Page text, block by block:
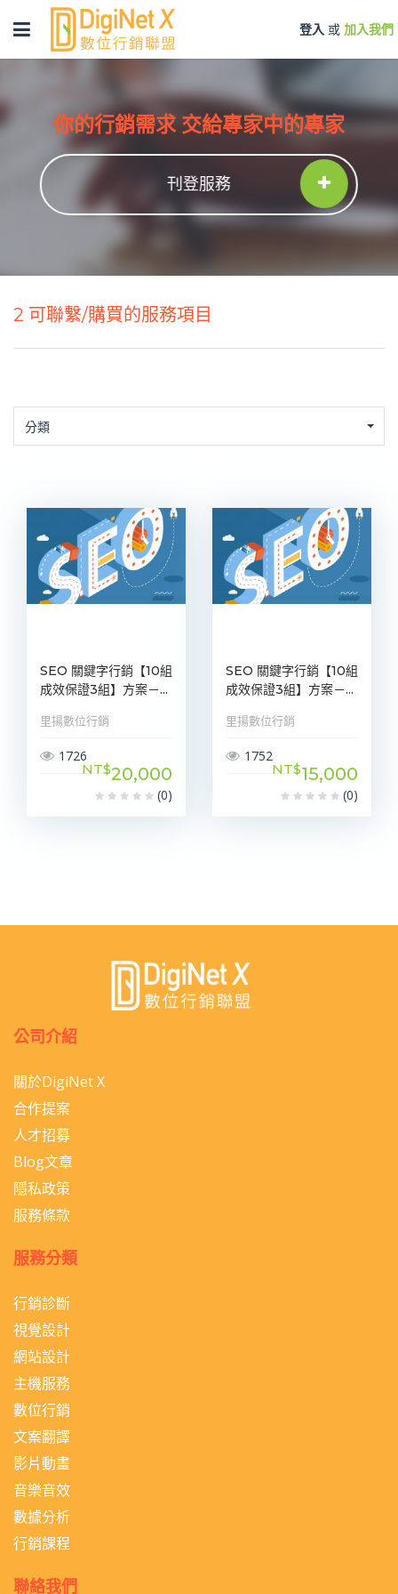
Toggle
navigation
登入 或 加入我們
你的行銷需求 交給專家中的專家
刊登服務
2 可聯繫/購買的服務項目
分類
SEO 關鍵字行銷【10組
成效保證3組】方案－...
里揚數位行銷
1726
NT$20,000
(0)
SEO 關鍵字行銷【10組
成效保證3組】方案－...
里揚數位行銷
1752
NT$15,000
(0)
公司介紹
關於DigiNet X
合作提案
人才招募
Blog文章
隱私政策
服務條款
服務分類
行銷診斷
視覺設計
網站設計
主機服務
數位行銷
文案翻譯
影片動畫
音樂音效
數據分析
行銷課程
聯絡我們